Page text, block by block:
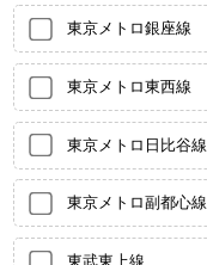
東京メトロ銀座線
東京メトロ東西線
東京メトロ日比谷線
東京メトロ副都心線
東武東上線